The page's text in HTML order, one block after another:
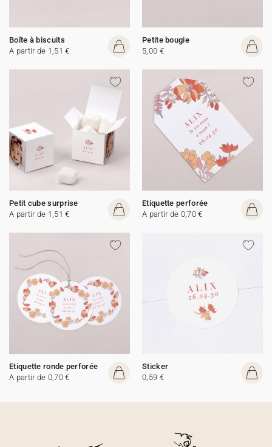
Boîte à biscuits
A partir de 1,51 €
Petite bougie
5,00 €
Petit cube surprise
A partir de 1,51 €
Etiquette perforée
A partir de 0,70 €
Etiquette ronde perforée
A partir de 0,70 €
Sticker
0,59 €